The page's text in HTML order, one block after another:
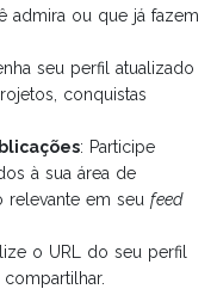
admira ou que já fazem
seu perfil atualizado
conquistas
: Participe
à sua área de
relevante em seu feed
o URL do seu perfil